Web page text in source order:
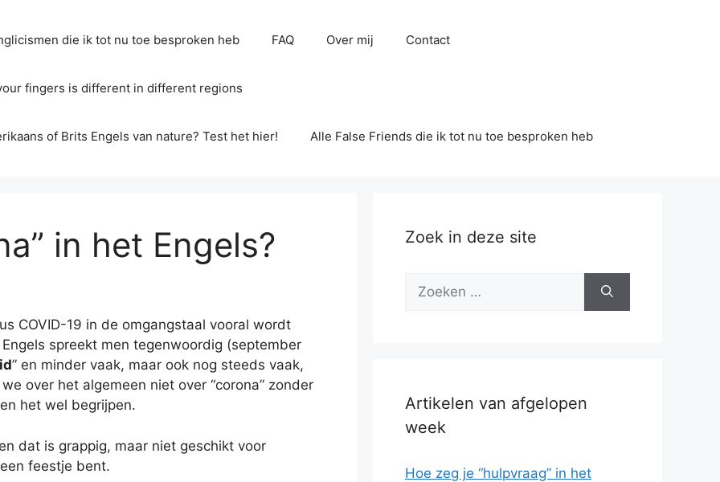
die ik tot nu toe besproken heb FAQ Over mij Contact
fingers is different in different regions
of Brits Engels van nature? Test het hier! Alle False Friends die ik tot nu toe besproken heb
in het Engels?
COVID-19 in de omgangstaal vooral wordt
spreekt men tegenwoordig (september
” en minder vaak, maar ook nog steeds vaak,
over het algemeen niet over “corona” zonder
het wel begrijpen.
dat is grappig, maar niet geschikt voor
feestje bent.
Zoek in deze site
Zoek
Artikelen van afgelopen
week
Hoe zeg je “hulpvraag” in het